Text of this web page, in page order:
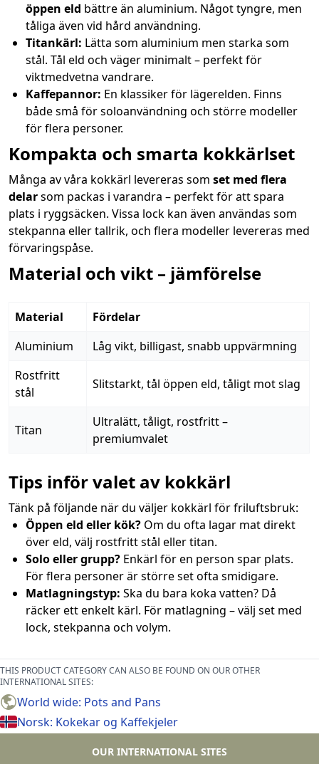
öppen eld bättre än aluminium. Något tyngre, men
tåliga även vid hård användning.
Titankärl: Lätta som aluminium men starka som
stål. Tål eld och väger minimalt – perfekt för
viktmedvetna vandrare.
Kaffepannor: En klassiker för lägerelden. Finns
både små för soloanvändning och större modeller
för flera personer.
Kompakta och smarta kokkärlset
Många av våra kokkärl levereras som set med flera
delarsom packas i varandra – perfekt för att spara
plats i ryggsäcken. Vissa lock kan även användas som
stekpanna eller tallrik, och flera modeller levereras med
förvaringspåse.
Material och vikt – jämförelse
Material
Fördelar
Aluminium
Låg vikt, billigast, snabb uppvärmning
Rostfritt
stål
Slitstarkt, tål öppen eld, tåligt mot slag
Titan
Ultralätt, tåligt, rostfritt –
premiumvalet
Tips inför valet av kokkärl
Tänk på följande när du väljer kokkärl för friluftsbruk:
Öppen eld eller kök? Om du ofta lagar mat direkt
över eld, välj rostfritt stål eller titan.
Solo eller grupp? Enkärl för en person spar plats.
För flera personer är större set ofta smidigare.
Matlagningstyp: Ska du bara koka vatten? Då
räcker ett enkelt kärl. För matlagning – välj set med
lock, stekpanna och volym.
THIS PRODUCT CATEGORY CAN ALSO BE FOUND ON OUR OTHER
INTERNATIONAL SITES:
World wide: Pots and Pans
Norsk: Kokekar og Kaffekjeler
OUR INTERNATIONAL SITES